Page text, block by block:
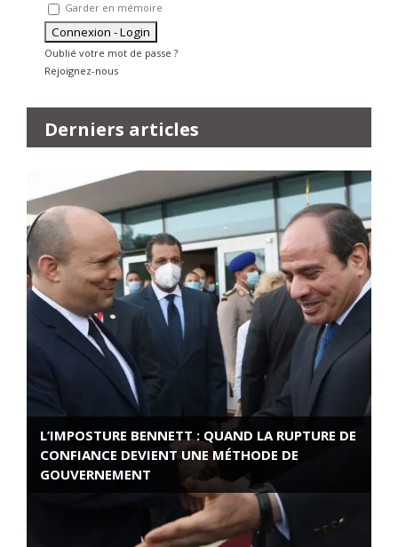
Garder en mémoire
Oublié votre mot de passe ?
Rejoignez-nous
Derniers articles
L’IMPOSTURE BENNETT : QUAND LA RUPTURE DE
CONFIANCE DEVIENT UNE MÉTHODE DE
GOUVERNEMENT
ROSE VALLAND, HEROÏNE DE LA RESISTANCE